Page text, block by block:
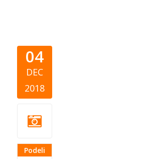
04
DEC
2018
Podeli